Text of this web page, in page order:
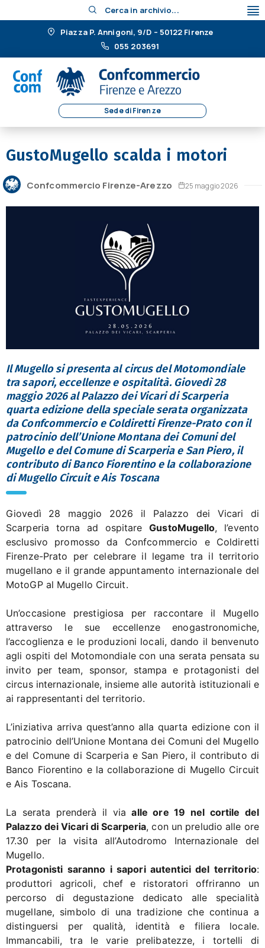
Cerca in archivio...
Piazza P. Annigoni, 9/D – 50122 Firenze
055 203691
Sede di Firenze
GustoMugello scalda i motori
Confcommercio Firenze-Arezzo 25 maggio 2026
Il Mugello si presenta al circus del Motomondiale
tra sapori, eccellenze e ospitalità. Giovedì 28
maggio 2026 al Palazzo dei Vicari di Scarperia
quarta edizione della speciale serata organizzata
da Confcommercio e Coldiretti Firenze-Prato con il
patrocinio dell’Unione Montana dei Comuni del
Mugello e del Comune di Scarperia e San Piero, il
contributo di Banco Fiorentino e la collaborazione
di Mugello Circuit e Ais Toscana
Giovedì 28 maggio 2026 il Palazzo dei Vicari di
Scarperia torna ad ospitareGustoMugello, l’evento
esclusivo promosso da Confcommercio e Coldiretti
Firenze-Prato per celebrare il legame tra il territorio
mugellano e il grande appuntamento internazionale del
MotoGP al Mugello Circuit.
Un’occasione prestigiosa per raccontare il Mugello
attraverso le sue eccellenze enogastronomiche,
l’accoglienza e le produzioni locali, dando il benvenuto
agli ospiti del Motomondiale con una serata pensata su
invito per team, sponsor, stampa e protagonisti del
circus internazionale, insieme alle autorità istituzionali e
ai rappresentanti del territorio.
L’iniziativa arriva quest’anno alla quarta edizione con il
patrocinio dell’Unione Montana dei Comuni del Mugello
e del Comune di Scarperia e San Piero, il contributo di
Banco Fiorentino e la collaborazione di Mugello Circuit
e Ais Toscana.
La serata prenderà il viaalle ore 19 nel cortile del
Palazzo dei Vicari di Scarperia, con un preludio alle ore
17.30 per la visita all’Autodromo Internazionale del
Mugello.
Protagonisti saranno i sapori autentici del territorio:
produttori agricoli, chef e ristoratori offriranno un
percorso di degustazione dedicato alle specialità
mugellane, simbolo di una tradizione che continua a
distinguersi per qualità, identità e filiera locale.
Immancabili, tra le varie prelibatezze, i tortelli di